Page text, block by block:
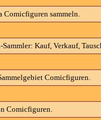
Comicfiguren sammeln.
Sammler: Kauf, Verkauf,
Comicfiguren.
Comicfiguren.